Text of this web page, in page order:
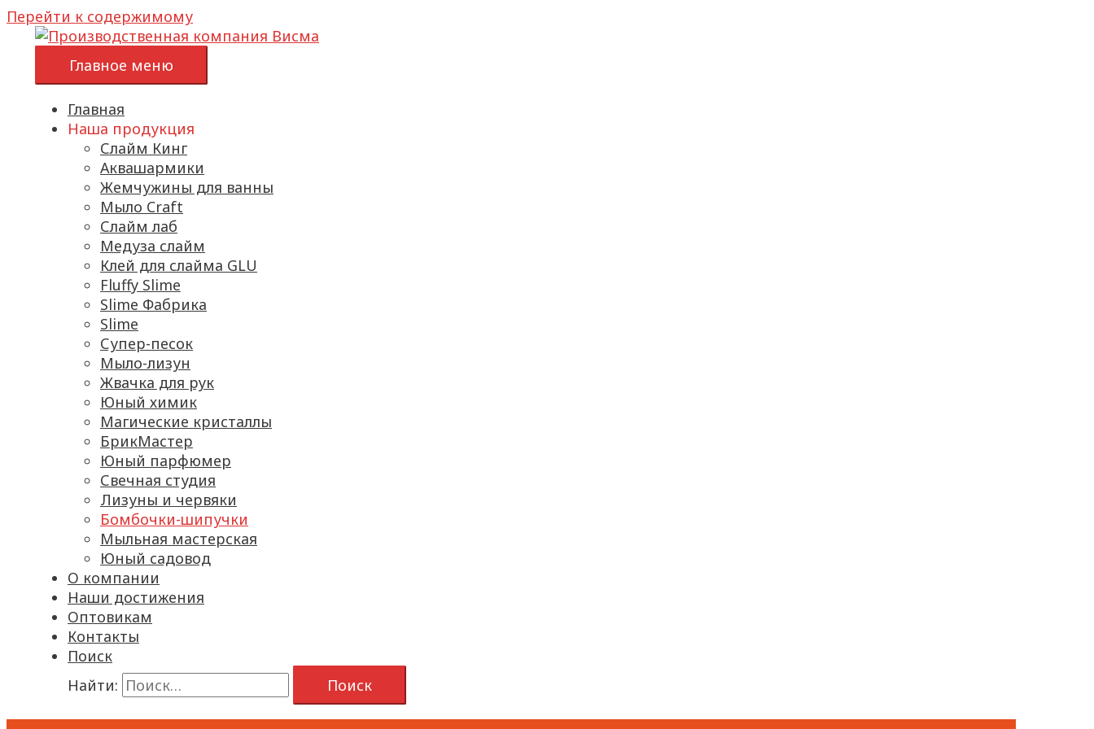
Перейти к содержимому
Главное меню
Главная
Наша продукция
Слайм Кинг
Аквашармики
Жемчужины для ванны
Мыло Craft
Слайм лаб
Медуза слайм
Клей для слайма GLU
Fluffy Slime
Slime Фабрика
Slime
Супер-песок
Мыло-лизун
Жвачка для рук
Юный химик
Магические кристаллы
БрикМастер
Юный парфюмер
Свечная студия
Лизуны и червяки
Бомбочки-шипучки
Мыльная мастерская
Юный садовод
О компании
Наши достижения
Оптовикам
Контакты
Поиск
Найти: